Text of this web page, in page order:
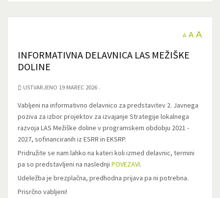
A A A
INFORMATIVNA DELAVNICA LAS MEŽIŠKE
DOLINE
USTVARJENO 19 MAREC 2026
Vabljeni na informativno delavnico za predstavitev 2. Javnega
poziva za izbor projektov za izvajanje Strategije lokalnega
razvoja LAS Mežiške doline v programskem obdobju 2021 -
2027, sofinanciranih iz ESRR in EKSRP.
Pridružite se nam lahko na kateri koli izmed delavnic, termini
pa so predstavljeni na naslednji POVEZAVI.
Udeležba je brezplačna, predhodna prijava pa ni potrebna.
Prisrčno vabljeni!